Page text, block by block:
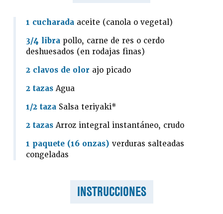
1 cucharada aceite (canola o vegetal)
3/4 libra pollo, carne de res o cerdo
deshuesados (en rodajas finas)
2 clavos de olor ajo picado
2 tazas Agua
1/2 taza Salsa teriyaki*
2 tazas Arroz integral instantáneo, crudo
1 paquete (16 onzas) verduras salteadas
congeladas
INSTRUCCIONES